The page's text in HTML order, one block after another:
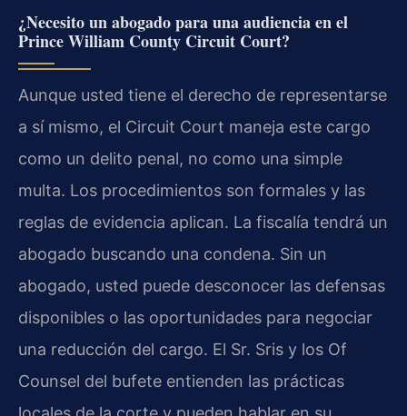
¿Necesito un abogado para una audiencia en el
Prince William County Circuit Court?
Aunque usted tiene el derecho de representarse
a sí mismo, el Circuit Court maneja este cargo
como un delito penal, no como una simple
multa. Los procedimientos son formales y las
reglas de evidencia aplican. La fiscalía tendrá un
abogado buscando una condena. Sin un
abogado, usted puede desconocer las defensas
disponibles o las oportunidades para negociar
una reducción del cargo. El Sr. Sris y los Of
Counsel del bufete entienden las prácticas